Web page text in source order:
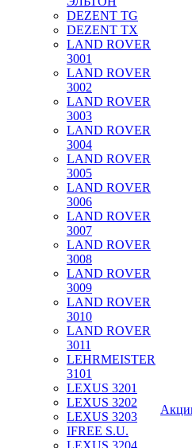
DEZENT TG
DEZENT TX
LAND ROVER
3001
LAND ROVER
3002
LAND ROVER
3003
LAND ROVER
3004
LAND ROVER
3005
LAND ROVER
3006
LAND ROVER
3007
LAND ROVER
3008
LAND ROVER
3009
LAND ROVER
3010
LAND ROVER
3011
LEHRMEISTER
3101
LEXUS 3201
LEXUS 3202
LEXUS 3203
IFREE S.U.
LEXUS 3204